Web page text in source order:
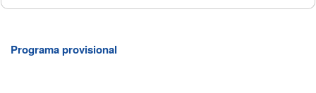
Programa provisional